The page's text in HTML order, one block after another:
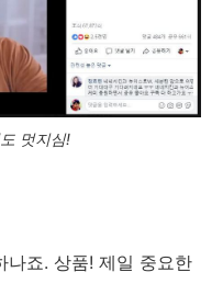
멋지심!
나죠. 상품! 제일 중요한